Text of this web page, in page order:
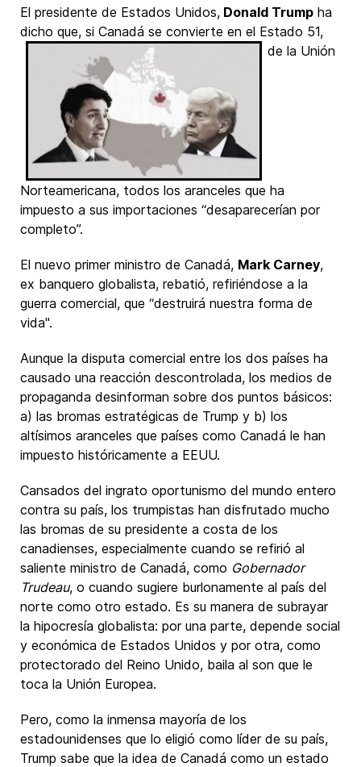
El presidente de Estados Unidos, Donald Trump ha
dicho que, si Canadá se convierte en el Estado 51,
de la Unión
Norteamericana, todos los aranceles que ha
impuesto a sus importaciones “desaparecerían por
completo”.
El nuevo primer ministro de Canadá, Mark Carney,
ex banquero globalista, rebatió, refiriéndose a la
guerra comercial, que “destruirá nuestra forma de
vida".
Aunque la disputa comercial entre los dos países ha
causado una reacción descontrolada, los medios de
propaganda desinforman sobre dos puntos básicos:
a) las bromas estratégicas de Trump y b) los
altísimos aranceles que países como Canadá le han
impuesto históricamente a EEUU.
Cansados del ingrato oportunismo del mundo entero
contra su país, los trumpistas han disfrutado mucho
las bromas de su presidente a costa de los
canadienses, especialmente cuando se refirió al
saliente ministro de Canadá, como Gobernador
Trudeau, o cuando sugiere burlonamente al país del
norte como otro estado. Es su manera de subrayar
la hipocresía globalista: por una parte, depende social
y económica de Estados Unidos y por otra, como
protectorado del Reino Unido, baila al son que le
toca la Unión Europea.
Pero, como la inmensa mayoría de los
estadounidenses que lo eligió como líder de su país,
Trump sabe que la idea de Canadá como un estado